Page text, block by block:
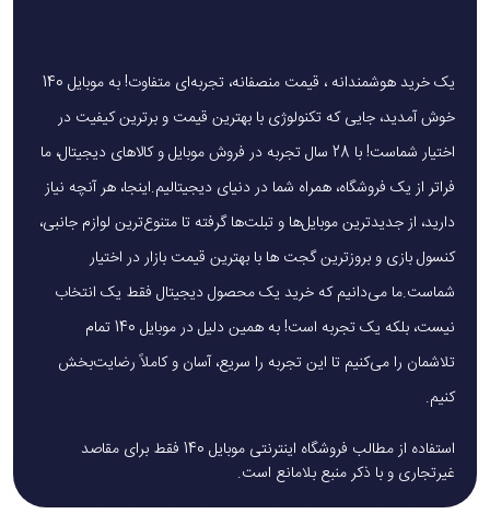
یک خرید هوشمندانه ، قیمت منصفانه، تجربه‌ای متفاوت! به موبایل 140
خوش آمدید، جایی که تکنولوژی با بهترین قیمت و برترین کیفیت در
اختیار شماست! با 28 سال تجربه در فروش موبایل و کالاهای دیجیتال، ما
فراتر از یک فروشگاه، همراه شما در دنیای دیجیتالیم.اینجا، هر آنچه نیاز
دارید، از جدیدترین موبایل‌ها و تبلت‌ها گرفته تا متنوع‌ترین لوازم جانبی،
کنسول بازی و بروزترین گجت ها با بهترین قیمت بازار در اختیار
شماست.ما می‌دانیم که خرید یک محصول دیجیتال فقط یک انتخاب
نیست، بلکه یک تجربه است! به همین دلیل در موبایل 140 تمام
تلاشمان را می‌کنیم تا این تجربه را سریع، آسان و کاملاً رضایت‌بخش
کنیم.
استفاده از مطالب فروشگاه اینترنتی موبایل 140 فقط برای مقاصد
غیرتجاری و با ذکر منبع بلامانع است.